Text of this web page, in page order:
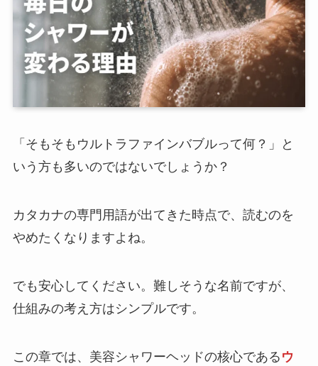
「そもそもウルトラファインバブルって何？」と
いう方も多いのではないでしょうか？
カタカナの専門用語が出てきた時点で、読むのを
やめたくなりますよね。
でも安心してください。難しそうな名前ですが、
仕組みの考え方はシンプルです。
この章では、美容シャワーヘッドの核心である ウ